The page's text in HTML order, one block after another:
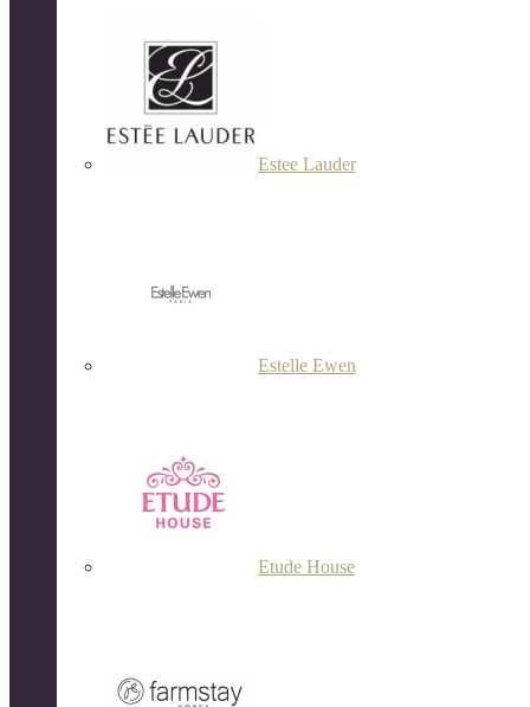
Estee Lauder
Estelle Ewen
Etude House